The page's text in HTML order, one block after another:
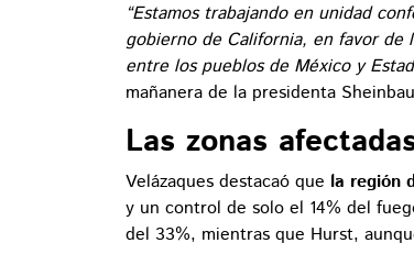
“Estamos trabajando en unidad
gobierno de California, en favor de
entre los pueblos de México y
mañanera de la presidenta
Las zonas
Velázaques destacaó que la región
y un control de solo el 14% del
del 33%, mientras que Hurst,